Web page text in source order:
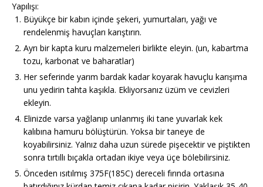
Yapılışı:
Büyükçe bir kabın içinde şekeri, yumurtaları, yağı ve
rendelenmiş havuçları karıştırın.
Ayrı bir kapta kuru malzemeleri birlikte eleyin. (un, kabartma
tozu, karbonat ve baharatlar)
Her seferinde yarım bardak kadar koyarak havuçlu karışıma
unu yedirin tahta kaşıkla. Ekliyorsanız üzüm ve cevizleri
ekleyin.
Elinizde varsa yağlanıp unlanmış iki tane yuvarlak kek
kalıbına hamuru bölüştürün. Yoksa bir taneye de
koyabilirsiniz. Yalnız daha uzun sürede pişecektir ve piştikten
sonra tırtıllı bıçakla ortadan ikiye veya üçe bölebilirsiniz.
Önceden ısıtılmış 375F(185C) dereceli fırında ortasına